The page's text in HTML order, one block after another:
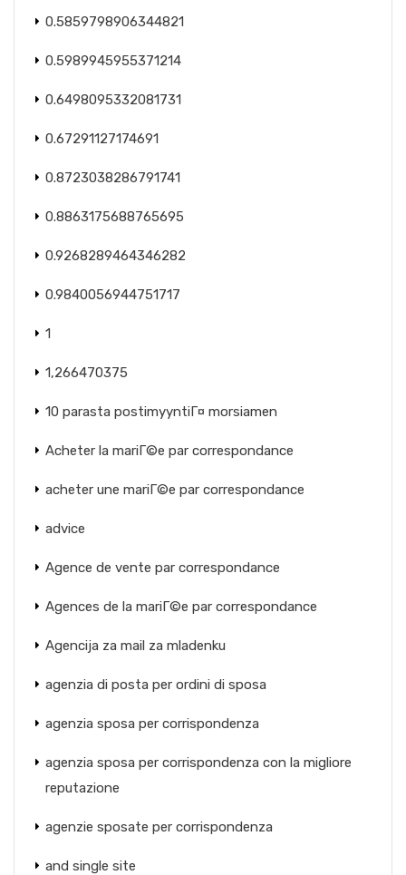
0.5859798906344821
0.5989945955371214
0.6498095332081731
0.67291127174691
0.8723038286791741
0.8863175688765695
0.9268289464346282
0.9840056944751717
1
1,266470375
10 parasta postimyyntiГ¤ morsiamen
Acheter la mariГ©e par correspondance
acheter une mariГ©e par correspondance
advice
Agence de vente par correspondance
Agences de la mariГ©e par correspondance
Agencija za mail za mladenku
agenzia di posta per ordini di sposa
agenzia sposa per corrispondenza
agenzia sposa per corrispondenza con la migliore
reputazione
agenzie sposate per corrispondenza
and single site